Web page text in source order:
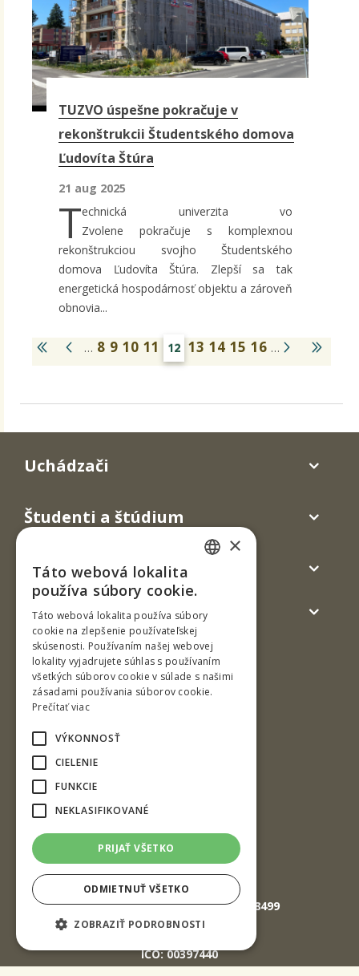
TUZVO úspešne pokračuje v
rekonštrukcii Študentského domova
Ľudovíta Štúra
21 aug 2025
Technická univerzita vo
Zvolene pokračuje s komplexnou
rekonštrukciou svojho Študentského
domova Ľudovíta Štúra. Zlepší sa tak
energetická hospodárnosť objektu a zároveň
obnovia...
… 8 9 10 11 12 13 14 15 16 …
Slovenská republika
Tel.: +421-45-520 61 11
Fax: +421-45-533 00 27
E-mail: info@tuzvo.sk
GPS súradnice: 48.572024,19.118499
IČO: 00397440
Uchádzači
Študenti a štúdium
Absolventi
Verejnosť a médiá
×
Táto webová lokalita
používa súbory cookie.
Táto webová lokalita používa súbory
cookie na zlepšenie používateľskej
skúsenosti. Používaním našej webovej
lokality vyjadrujete súhlas s používaním
všetkých súborov cookie v súlade s našimi
zásadami používania súborov cookie.
Prečítať viac
VÝKONNOSŤ
CIELENIE
FUNKCIE
NEKLASIFIKOVANÉ
PRIJAŤ VŠETKO
ODMIETNUŤ VŠETKO
ZOBRAZIŤ PODROBNOSTI